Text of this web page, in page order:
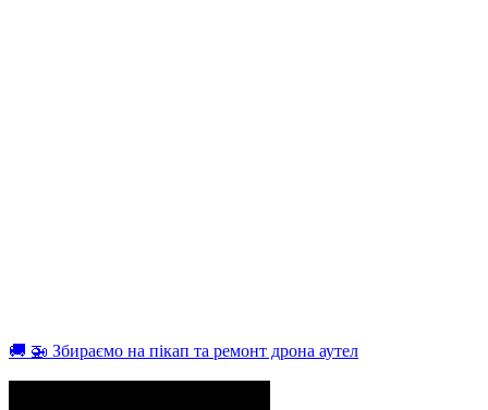
🚚 🚁 Збираємо на пікап та ремонт дрона аутел